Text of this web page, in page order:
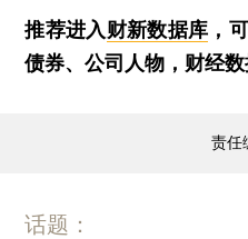
推荐进入财新数据库 ，
债券、公司人物，财经数
责任
话题：